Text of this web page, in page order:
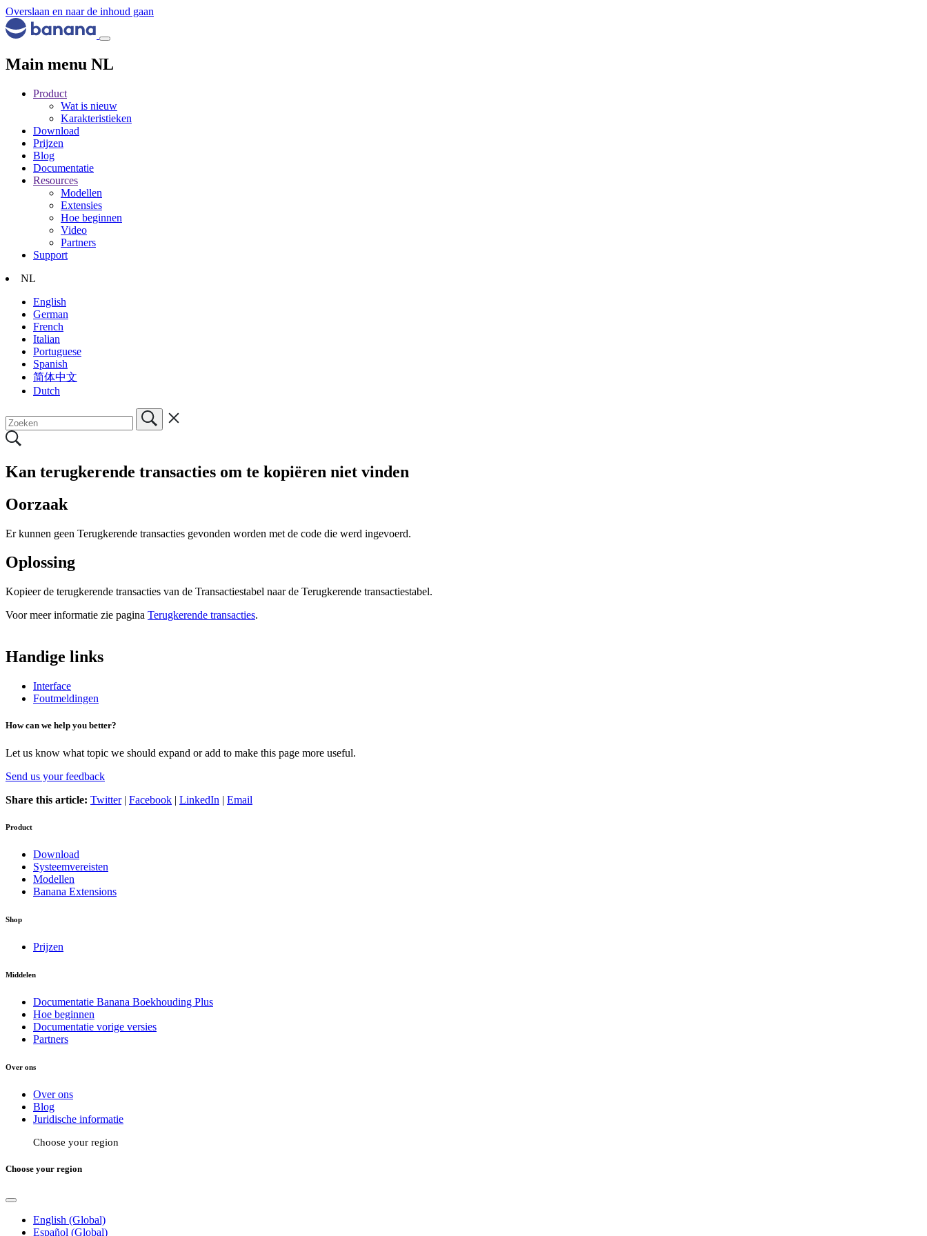
Overslaan en naar de inhoud gaan
Main menu NL
Product
Wat is nieuw
Karakteristieken
Download
Prijzen
Blog
Documentatie
Resources
Modellen
Extensies
Hoe beginnen
Video
Partners
Support
NL
English
German
French
Italian
Portuguese
Spanish
简体中文
Dutch
Kan terugkerende transacties om te kopiëren niet vinden
Oorzaak
Er kunnen geen Terugkerende transacties gevonden worden met de code die werd ingevoerd.
Oplossing
Kopieer de terugkerende transacties van de Transactiestabel naar de Terugkerende transactiestabel.
Voor meer informatie zie pagina Terugkerende transacties.
Handige links
Interface
Foutmeldingen
How can we help you better?
Let us know what topic we should expand or add to make this page more useful.
Send us your feedback
Share this article: Twitter| Facebook | LinkedIn | Email
Product
Download
Systeemvereisten
Modellen
Banana Extensions
Shop
Prijzen
Middelen
Documentatie Banana Boekhouding Plus
Hoe beginnen
Documentatie vorige versies
Partners
Over ons
Over ons
Blog
Juridische informatie
Choose your region
Choose your region
English (Global)
Español (Global)